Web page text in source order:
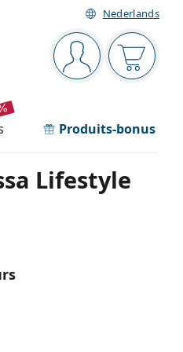
Nederlands
Barre de navigation
Vous êtesVotre
Produits-bonus
Lifestyle